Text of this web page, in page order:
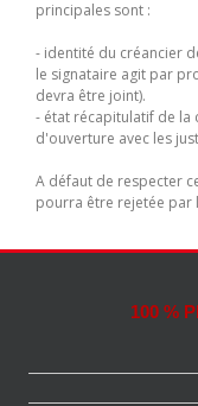
principales sont :
- identité du créancier
le signataire agit par
devra être joint).
- état récapitulatif de la
d'ouverture avec les
A défaut de respecter
pourra être rejetée par
100 %